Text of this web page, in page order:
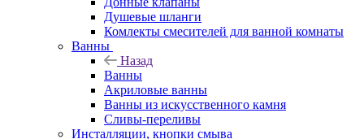
Душевые шланги
Комлекты смесителей для ванной комнаты
Ванны
Назад
Ванны
Акриловые ванны
Ванны из искусственного камня
Сливы-переливы
Инсталляции, кнопки смыва